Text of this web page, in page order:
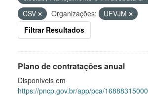
CSV
Organizações:
UFVJM
Filtrar Resultados
Plano de contratações anual
Disponíveis em
https://pncp.gov.br/app/pca/